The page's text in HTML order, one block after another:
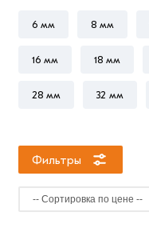
6 мм 8 мм
16 мм 18 мм
28 мм 32 мм
Фильтры
мм
мм
12
мм
мм